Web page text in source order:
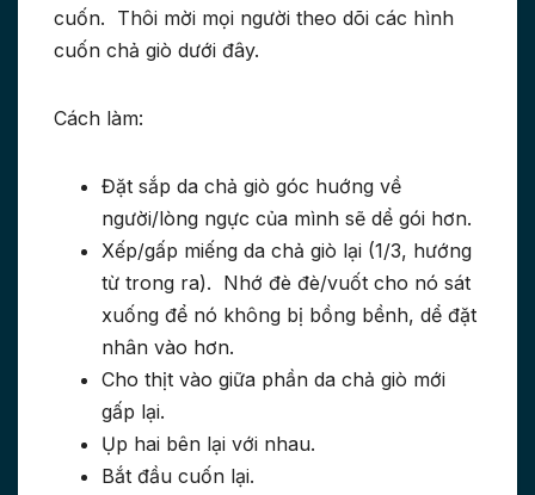
cuốn. Thôi mời mọi người theo dõi các hình
cuốn chả giò dưới đây.
Cách làm:
Đặt sắp da chả giò góc huớng về
người/lòng ngực của mình sẽ dể gói hơn.
Xếp/gấp miếng da chả giò lại (1/3, hướng
từ trong ra). Nhớ đè đè/vuốt cho nó sát
xuống để nó không bị bồng bềnh, dể đặt
nhân vào hơn.
Cho thịt vào giữa phần da chả giò mới
gấp lại.
Ụp hai bên lại với nhau.
Bắt đầu cuốn lại.